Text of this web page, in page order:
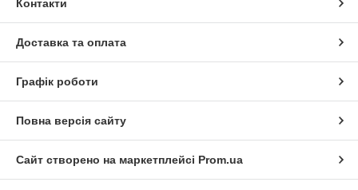
Контакти
Доставка та оплата
Графік роботи
Повна версія сайту
Сайт створено на маркетплейсі Prom.ua